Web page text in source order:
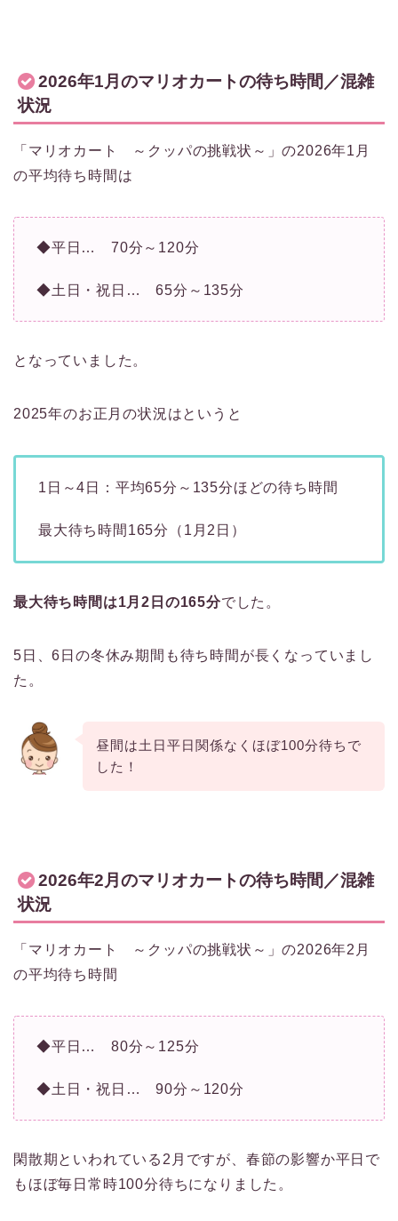
2026年1月のマリオカートの待ち時間／混雑
状況
「マリオカート ～クッパの挑戦状～」の2026年1月
の平均待ち時間は
◆平日… 70分～120分
◆土日・祝日… 65分～135分
となっていました。
2025年のお正月の状況はというと
1日～4日：平均65分～135分ほどの待ち時間
最大待ち時間165分（1月2日）
最大待ち時間は1月2日の165分でした。
5日、6日の冬休み期間も待ち時間が長くなっていまし
た。
昼間は土日平日関係なくほぼ100分待ちで
した！
2026年2月のマリオカートの待ち時間／混雑
状況
「マリオカート ～クッパの挑戦状～」の2026年2月
の平均待ち時間
◆平日… 80分～125分
◆土日・祝日… 90分～120分
閑散期といわれている2月ですが、春節の影響か平日で
もほぼ毎日常時100分待ちになりました。